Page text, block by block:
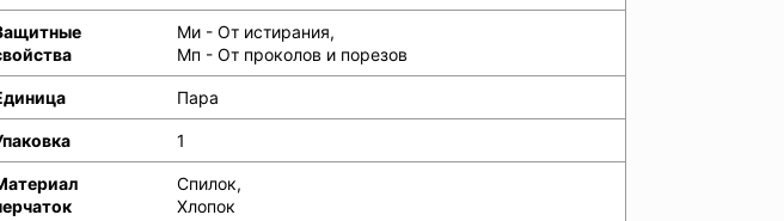
Ми - От истирания,
Мп - От проколов и порезов
Пара
1
Спилок,
Хлопок